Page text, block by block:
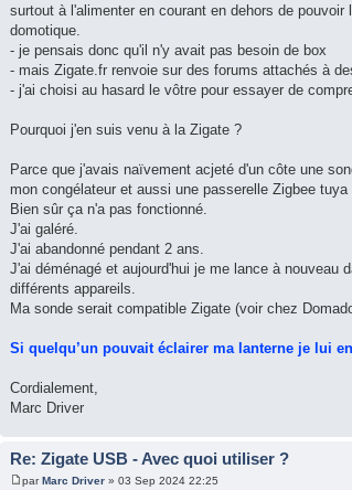
surtout à l'alimenter en courant en dehors de pouvoir
domotique.
- je pensais donc qu'il n'y avait pas besoin de box
- mais Zigate.fr renvoie sur des forums attachés à
- j'ai choisi au hasard le vôtre pour essayer de
Pourquoi j'en suis venu à la Zigate ?
Parce que j'avais naïvement acjeté d'un côte une
mon congélateur et aussi une passerelle Zigbee tuya
Bien sûr ça n'a pas fonctionné.
J'ai galéré.
J'ai abandonné pendant 2 ans.
J'ai déménagé et aujourd'hui je me lance à nouveau
différents appareils.
Ma sonde serait compatible Zigate (voir chez
Si quelqu’un pouvait éclairer ma lanterne je lui
Cordialement,
Marc Driver
Re: Zigate USB - Avec quoi utiliser ?
parMarc Driver » 03 Sep 2024 22:25